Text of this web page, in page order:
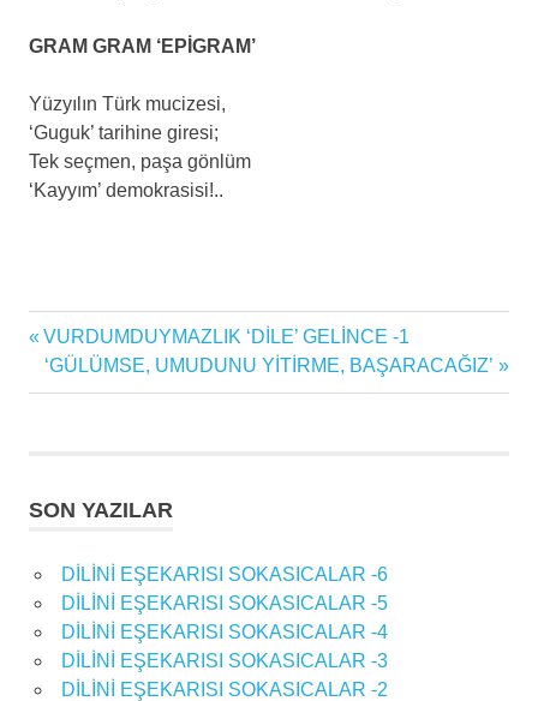
GRAM GRAM ‘EPİGRAM’
Yüzyılın Türk mucizesi,
‘Guguk’ tarihine giresi;
Tek seçmen, paşa gönlüm
‘Kayyım’ demokrasisi!..
Yazı
gezinmesi
Previous
Post:
VURDUMDUYMAZLIK ‘DİLE’ GELİNCE -1
Next
Post:
‘GÜLÜMSE, UMUDUNU YİTİRME, BAŞARACAĞIZ’
SON YAZILAR
DİLİNİ EŞEKARISI SOKASICALAR -6
DİLİNİ EŞEKARISI SOKASICALAR -5
DİLİNİ EŞEKARISI SOKASICALAR -4
DİLİNİ EŞEKARISI SOKASICALAR -3
DİLİNİ EŞEKARISI SOKASICALAR -2